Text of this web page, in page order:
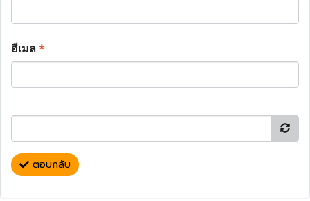
อีเมล*
ตอบกลับ